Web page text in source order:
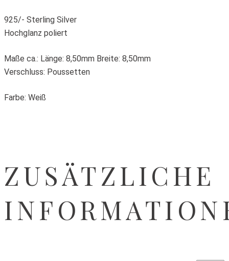
925/- Sterling Silver
Hochglanz poliert
Maße ca.: Länge: 8,50mm Breite: 8,50mm
Verschluss: Poussetten
Farbe: Weiß
ZUSÄTZLICHE